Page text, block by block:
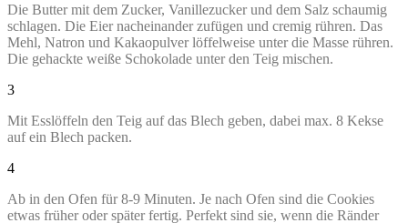
Die Butter mit dem Zucker, Vanillezucker und dem Salz schaumig
schlagen. Die Eier nacheinander zufügen und cremig rühren. Das
Mehl, Natron und Kakaopulver löffelweise unter die Masse rühren.
Die gehackte weiße Schokolade unter den Teig mischen.
3
Mit Esslöffeln den Teig auf das Blech geben, dabei max. 8 Kekse
auf ein Blech packen.
4
Ab in den Ofen für 8-9 Minuten. Je nach Ofen sind die Cookies
etwas früher oder später fertig. Perfekt sind sie, wenn die Ränder